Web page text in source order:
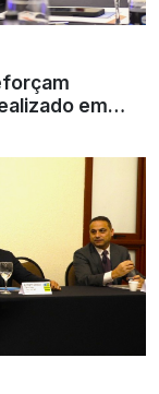
em